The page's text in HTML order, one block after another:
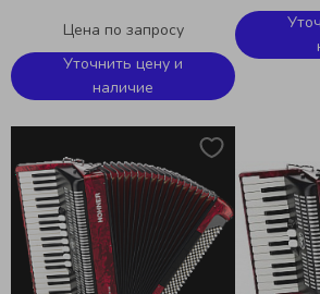
Цена по запросу
Уточнить цену и
наличие